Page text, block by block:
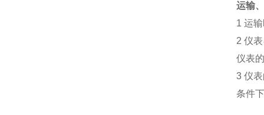
运输
1 运输
2 仪
仪表
3 仪
条件